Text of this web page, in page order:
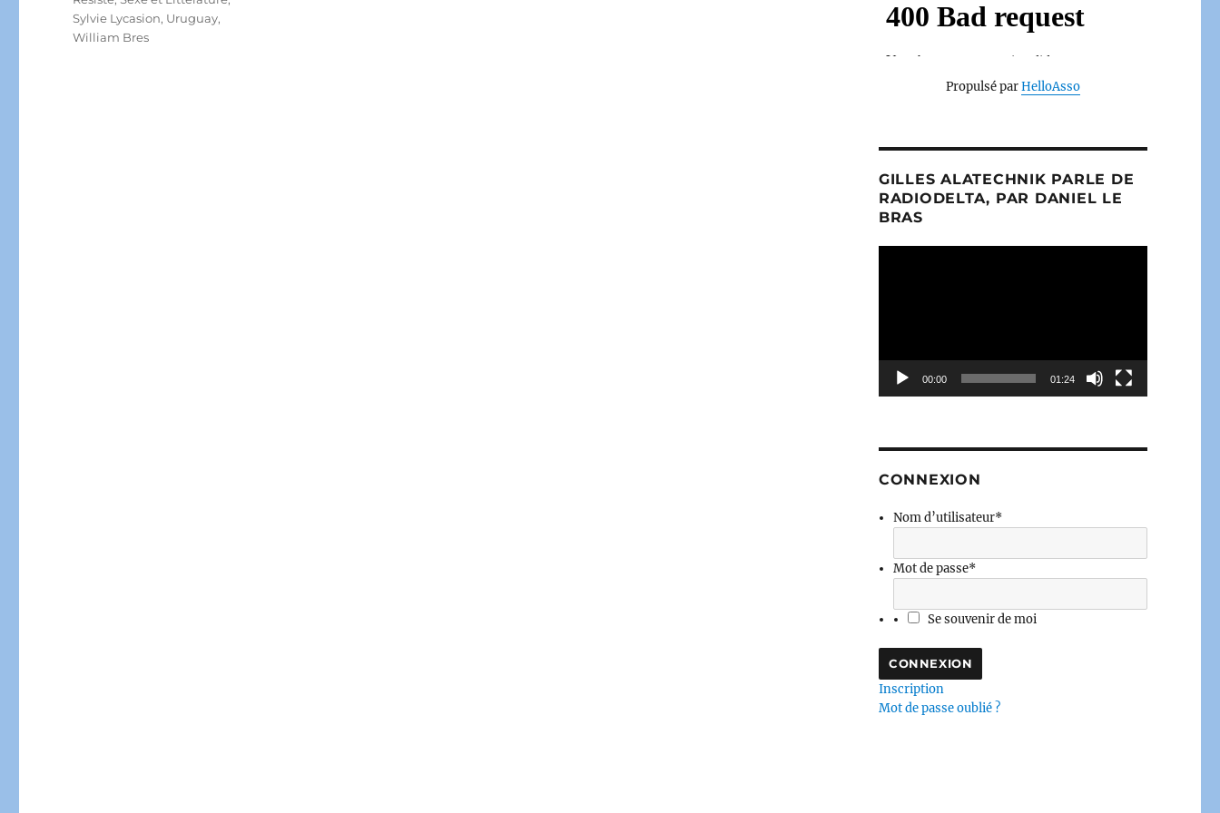
Sylvie Lycasion, Uruguay,
William Bres
Propulsé parHelloAsso
GILLES ALATECHNIK PARLE DE
RADIODELTA, PAR DANIEL LE
BRAS
00:00 01:24
CONNEXION
Nom d’utilisateur*
Mot de passe*
Se souvenir de moi
Inscription
Mot de passe oublié ?